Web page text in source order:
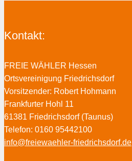
Kontakt:
FREIE WÄHLER Hessen
Ortsvereinigung Friedrichsdorf
Vorsitzender: Robert Hohmann
Frankfurter Hohl 11
61381 Friedrichsdorf (Taunus)
Telefon: 0160 95442100
info@freiewaehler-friedrichsdorf.de